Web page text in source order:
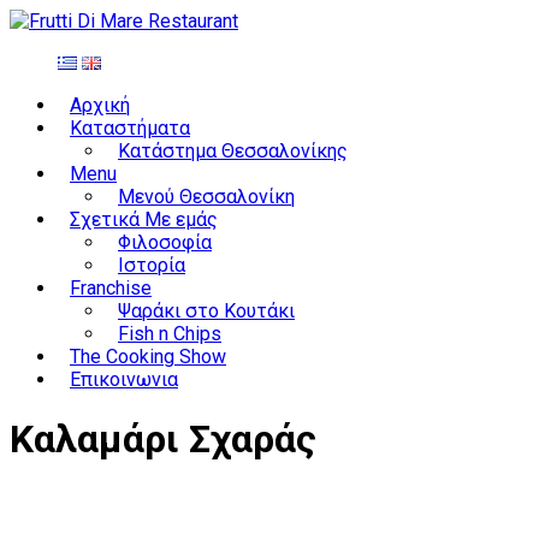
Αρχική
Καταστήματα
Κατάστημα Θεσσαλονίκης
Menu
Μενού Θεσσαλονίκη
Σχετικά Με εμάς
Φιλοσοφία
Ιστορία
Franchise
Ψαράκι στο Κουτάκι
Fish n Chips
The Cooking Show
Επικοινωνια
Καλαμάρι Σχαράς